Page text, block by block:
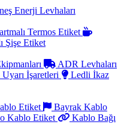
Enerji Levhaları
Termos Etiket
Şişe Etiket
ADR Levhaları
İşaretleri
Ledli İkaz
Etiket
Bayrak Kablo
Kablo Etiket
Kablo Bağı